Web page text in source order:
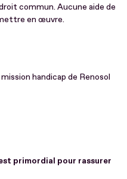
commun. Aucune aide de
en œuvre.
handicap de Renosol
primordial pour rassurer